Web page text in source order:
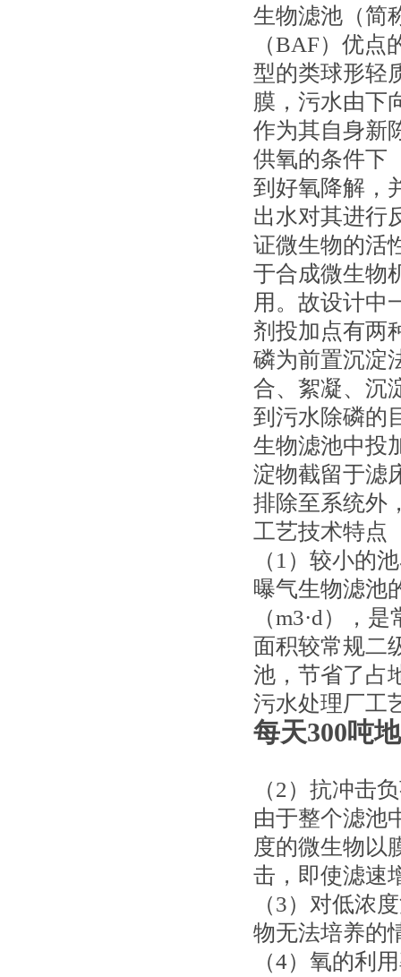
生物滤池（简
（BAF）优
型的类球形轻
膜，污水由下
作为其自身新
供氧的条件下
到好氧降解，
出水对其进行
证微生物的活
于合成微生物
用。故设计中
剂投加点有两
磷为前置沉淀
合、絮凝、沉
到污水除磷的
生物滤池中投
淀物截留于滤
排除至系统外
工艺技术特点
（1）较小的
曝气生物滤池
（m3·d），
面积较常规二
池，节省了占
污水处理厂工
每天300吨
（2）抗冲击
由于整个滤池
度的微生物以
击，即使滤速
（3）对低浓
物无法培养的
（4）氧的利